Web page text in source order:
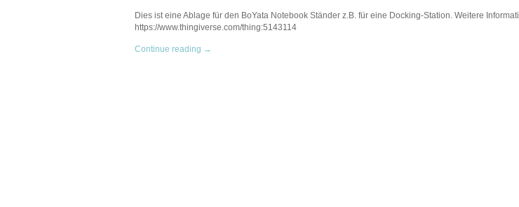
Dies ist eine Ablage für den BoYata Notebook Ständer z.B. für eine Docking-Station. Weitere
https://www.thingiverse.com/thing:5143114
Continue reading →